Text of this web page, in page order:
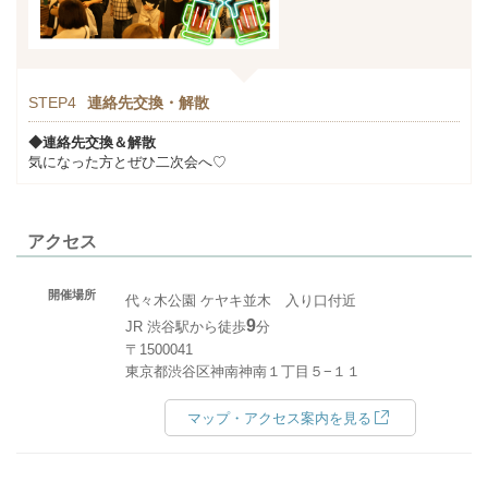
STEP4 連絡先交換・解散
◆連絡先交換＆解散
気になった方とぜひ二次会へ♡
アクセス
開催場所
代々木公園 ケヤキ並木 入り口付近
JR 渋谷駅から徒歩9分
〒1500041
東京都渋谷区神南神南１丁目５−１１
マップ・アクセス案内を見る